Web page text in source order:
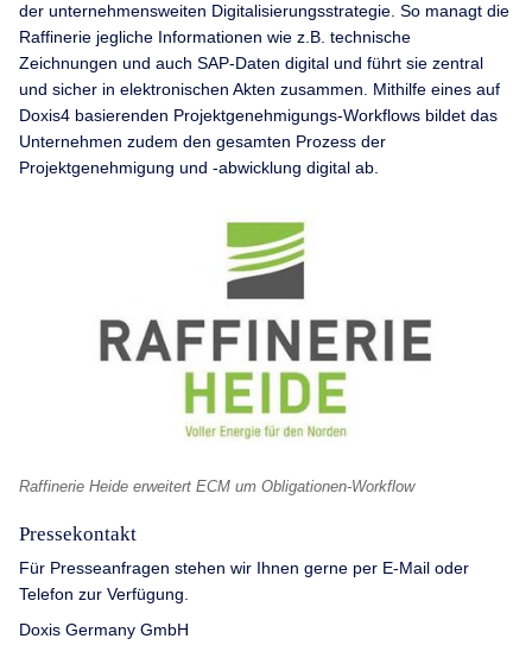
der unternehmensweiten Digitalisierungsstrategie. So managt die
Raffinerie jegliche Informationen wie z.B. technische
Zeichnungen und auch SAP-Daten digital und führt sie zentral
und sicher in elektronischen Akten zusammen. Mithilfe eines auf
Doxis4 basierenden Projektgenehmigungs-Workflows bildet das
Unternehmen zudem den gesamten Prozess der
Projektgenehmigung und -abwicklung digital ab.
Raffinerie Heide erweitert ECM um Obligationen-Workflow
Pressekontakt
Für Presseanfragen stehen wir Ihnen gerne per E-Mail oder
Telefon zur Verfügung.
Doxis Germany GmbH